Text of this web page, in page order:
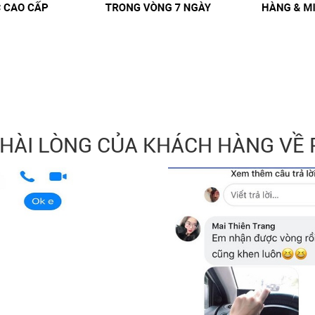
LÒNG CỦA KHÁCH HÀNG VỀ